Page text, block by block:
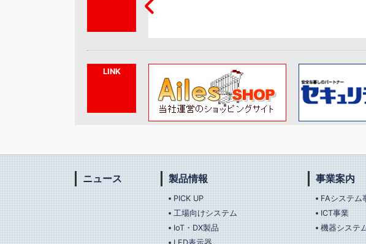
LINK
ニュース 製品情報
PICK UP
工場向けシステム
IoT・DX製品
事業案内
FAシステム
ICT事業
機器システ